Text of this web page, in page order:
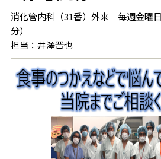
消化管内科（31番）外来 毎週金曜
分）
担当：井澤晋也